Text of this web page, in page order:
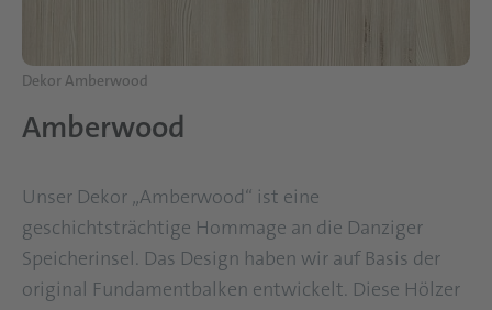
Dekor Amberwood
Amberwood
Unser Dekor „Amberwood“ ist eine
geschichtsträchtige Hommage an die Danziger
Speicherinsel. Das Design haben wir auf Basis der
original Fundamentbalken entwickelt. Diese Hölzer